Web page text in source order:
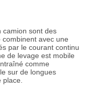
camion sont des
avec une
par le courant continu
de levage est mobile
comme
sur de longues
place.